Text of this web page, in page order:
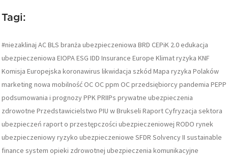
Tagi:
#niezaklinaj ACBLS branża ubezpieczeniowa BRD CEPiK 2.0 edukacja
ubezpieczeniowa EIOPAESG IDD Insurance Europe Klimat ryzyka KNF
Komisja Europejska koronawirus likwidacja szkód Mapa ryzyka Polaków
marketing nowa mobilność OC OC ppm OC przedsiębiorcypandemia PEPP
podsumowania i prognozyPPKPRIIPs prywatne ubezpieczenia
zdrowotne Przedstawicielstwo PIU w Brukseli Raport Cyfryzacja sektora
ubezpieczeń raport o przestępczości ubezpieczeniowej RODO rynek
ubezpieczeniowyryzyko ubezpieczeniowe SFDR Solvency II sustainable
finance system opieki zdrowotnej ubezpieczenia komunikacyjne